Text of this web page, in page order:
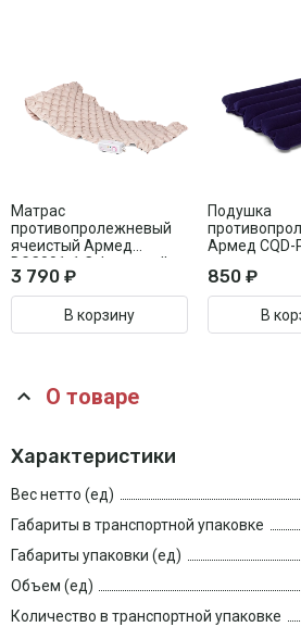
Матрас
противопролежневый
ячеистый Армед
DGC001-1 С функцией
статик
3 790 ₽
В корзину
Подушка
Армед CQD-
850 ₽
В
О товаре
Характеристики
Вес нетто (ед)
Габариты в транспортной упаковке
Габариты упаковки (ед)
Объем (ед)
Количество в транспортной упаковке